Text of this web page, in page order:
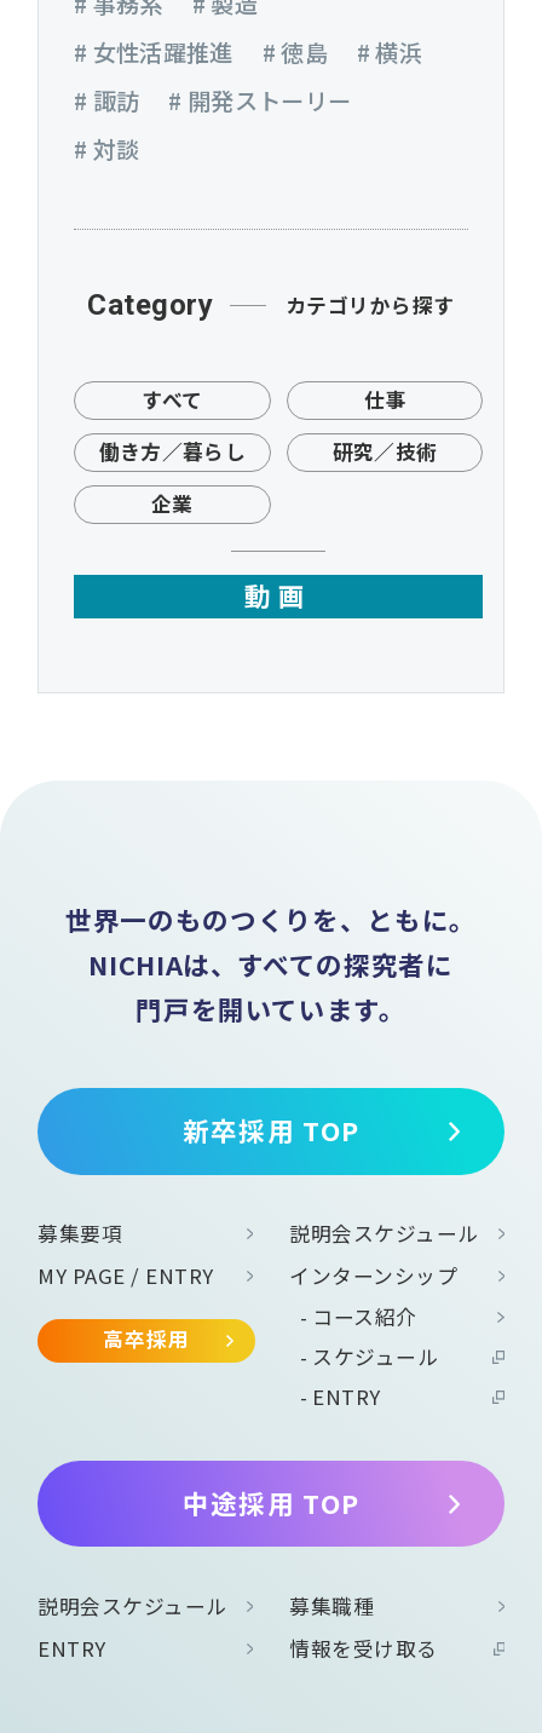
# 女性活躍推進
# 徳島
# 横浜
# 諏訪
# 開発ストーリー
# 対談
Category カテゴリから探す
すべて
仕事
働き方／暮らし
研究／技術
企業
動画
世界一のものつくりを、ともに。
NICHIAは、すべての探究者に
門戸を開いています。
新卒採用 TOP
募集要項
説明会スケジュール
MY PAGE / ENTRY
インターンシップ
コース紹介
スケジュール
ENTRY
高卒採用
中途採用 TOP
説明会スケジュール
募集職種
ENTRY
情報を受け取る